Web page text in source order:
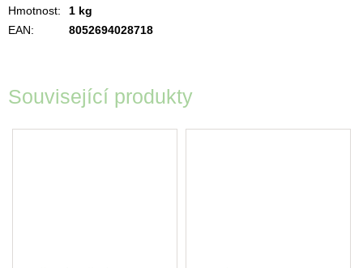
Související produkty
Hmotnost:
1 kg
EAN: 8052694028718